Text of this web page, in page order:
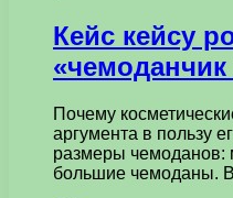
Кейс кейсу
Почему
аргумента в пользу
размеры чемоданов:
большие чемоданы.